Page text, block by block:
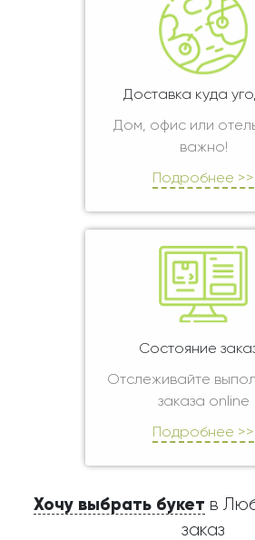
Доставка куда
Дом, офис или
важно!
Подробнее >>
Состояние
Отслеживайте
заказа online
Подробнее >>
Хочу выбрать букет в
заказ